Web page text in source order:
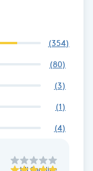
(354)
(80)
(3)
(1)
(4)
till Caroline